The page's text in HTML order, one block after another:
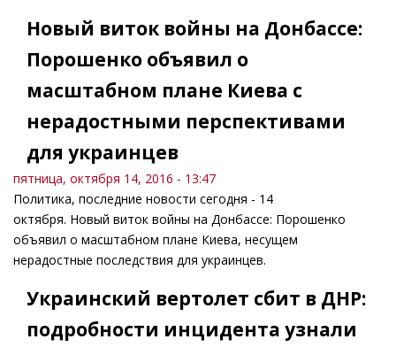
Новый виток войны на Донбассе:
Порошенко объявил о
масштабном плане Киева с
нерадостными перспективами
для украинцев
пятница, октября 14, 2016 - 13:47
Политика, последние новости сегодня - 14
октября. Новый виток войны на Донбассе: Порошенко
объявил о масштабном плане Киева, несущем
нерадостные последствия для украинцев.
Украинский вертолет сбит в ДНР:
подробности инцидента узнали